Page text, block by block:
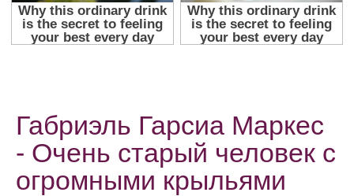
Габриэль Гарсиа Маркес
- Очень старый человек с
огромными крыльями